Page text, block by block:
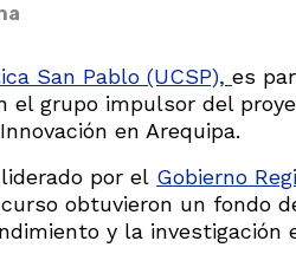
San Pablo (UCSP), es
el grupo impulsor del
en Arequipa.
por el Gobierno
obtuvieron un fondo
y la investigación